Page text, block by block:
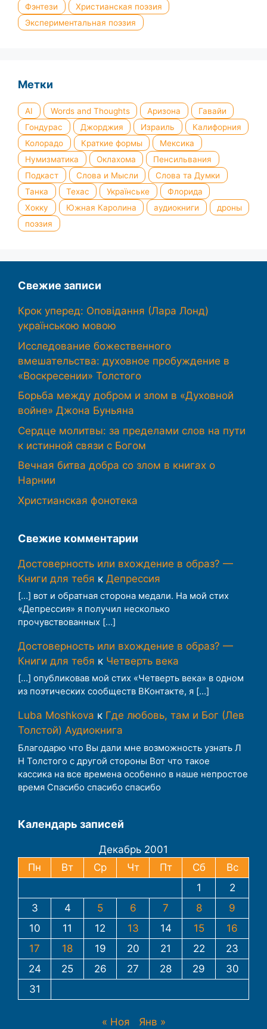
Фэнтези
Христианская поэзия
Экспериментальная поэзия
Метки
AI Words and Thoughts Аризона
Гавайи
Гондурас
Джорджия Израиль
Калифорния
Колорадо
Краткие формы
Мексика
Нумизматика
Оклахома
Пенсильвания
Подкаст
Слова и Мысли
Слова та Думки
Танка
Техас Українське
Флорида
Хокку
Южная Каролина аудиокниги
дроны
поэзия
Свежие записи
Крок уперед: Оповідання (Лара Лонд)
українською мовою
Исследование божественного
вмешательства: духовное пробуждение в
«Воскресении» Толстого
Борьба между добром и злом в «Духовной
войне» Джона Буньяна
Сердце молитвы: за пределами слов на пути
к истинной связи с Богом
Вечная битва добра со злом в книгах о
Нарнии
Христианская фонотека
Свежие комментарии
Достоверность или вхождение в образ? —
Книги для тебя к Депрессия
[…] вот и обратная сторона медали. На мой стих
«Депрессия» я получил несколько
прочувствованных […]
Достоверность или вхождение в образ? —
Книги для тебя к Четверть века
[…] опубликовав мой стих «Четверть века» в одном
из поэтических сообществ ВКонтакте, я […]
Luba Moshkova к Где любовь, там и Бог (Лев
Толстой) Аудиокнига
Благодарю что Вы дали мне возможность узнать Л
Н Толстого с другой стороны Вот что такое
кассика на все времена особенно в наше непростое
время Спасибо спасибо спасибо
Календарь записей
Декабрь 2001
Пн
Вт Ср Чт Пт Сб
Вс
1
2
3
4 5 6 7 8
9
10
11 12 13 14 15
16
17
18 19 20 21 22
23
24
25 26 27 28 29
30
31
« Ноя Янв »